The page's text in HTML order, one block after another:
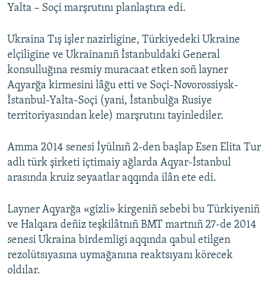
Yalta – Soçi marşrutını planlaştıra edi.
Ukraina Tış işler nazirligine, Türkiyedeki Ukraine
elçiligine ve Ukrainanıñ İstanbuldaki General
konsulluğına resmiy muracaat etken soñ layner
Aqyarğa kirmesini lâğu etti ve Soçi-Novorossiysk-
İstanbul-Yalta-Soçi (yani, İstanbulğa Rusiye
territoriyasından kele) marşrutını tayinlediler.
Amma 2014 senesi İyülnıñ 2-den başlap Esen Elita Tur
adlı türk şirketi içtimaiy ağlarda Aqyar-İstanbul
arasında kruiz seyaatlar aqqında ilân ete edi.
Layner Aqyarğa «gizli» kirgeniñ sebebi bu Türkiyeniñ
ve Halqara deñiz teşkilâtnıñ BMT martnıñ 27-de 2014
senesi Ukraina birdemligi aqqında qabul etilgen
rezolütsıyasına uymağanına reaktsıyanı körecek
oldılar.